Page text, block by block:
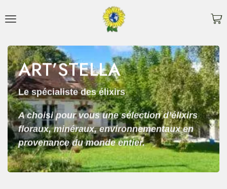
ART’STELLA
Le spécialiste des élixirs
A choisi pour vous une sélection d’élixirs
floraux, minéraux, environnementaux en
provenance du monde entier.